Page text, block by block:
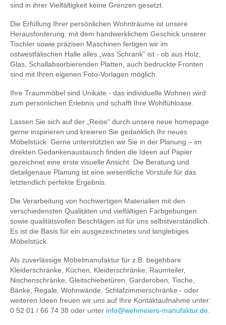
sind in ihrer Vielfältigkeit keine Grenzen gesetzt.
Die Erfüllung Ihrer persönlichen Wohnträume ist unsere
Herausforderung: mit dem handwerklichem Geschick unserer
Tischler sowie präzisen Maschinen fertigen wir im
ostwestfälischen Halle alles „was Schrank“ ist - ob aus Holz,
Glas, Schallabsorbierenden Platten, auch bedruckte Fronten
sind mit Ihren eigenen Foto-Vorlagen möglich.
Ihre Traummöbel sind Unikate - das individuelle Wohnen wird
zum persönlichen Erlebnis und schafft Ihre Wohlfühloase.
Lassen Sie sich auf der „Reise“ durch unsere neue homepage
gerne inspirieren und kreieren Sie gedanklich Ihr neues
Möbelstück. Gerne unterstützten wir Sie in der Planung – im
direkten Gedankenaustausch finden die Ideen auf Papier
gezeichnet eine erste visuelle Ansicht. Die Beratung und
detailgenaue Planung ist eine wesentliche Vorstufe für das
letztendlich perfekte Ergebnis.
Die Verarbeitung von hochwertigen Materialien mit den
verschiedensten Qualitäten und vielfältigen Farbgebungen
sowie qualitätsvollen Beschlägen ist für uns selbstverständlich.
Es ist die Basis für ein ausgezeichnetes und langlebiges
Möbelstück.
Als zuverlässige Möbelmanufaktur für z.B. begehbare
Kleiderschränke, Küchen, Kleiderschränke, Raumteiler,
Nischenschränke, Gleitschiebetüren, Garderoben, Tische,
Bänke, Regale, Wohnwände, Schlafzimmerschränke - oder
weiteren Ideen freuen wir uns auf Ihre Kontaktaufnahme unter:
0 52 01 / 66 74 38 oder unter info@wehmeiers-manufaktur.de.